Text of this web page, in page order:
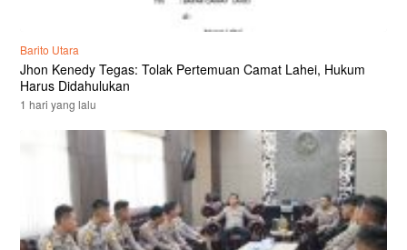
Barito Utara
Jhon Kenedy Tegas: Tolak Pertemuan Camat Lahei, Hukum
Harus Didahulukan
1 hari yang lalu